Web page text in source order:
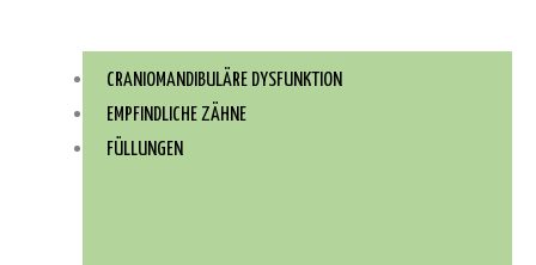
CRANIOMANDIBULÄRE DYSFUNKTION
EMPFINDLICHE ZÄHNE
FÜLLUNGEN